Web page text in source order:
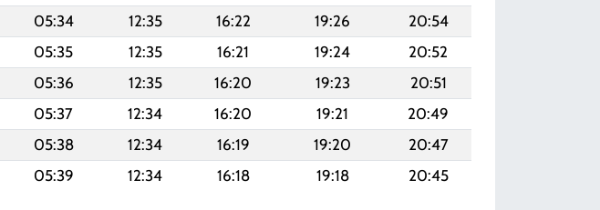
05:34 12:35 16:22 19:26
20:54
05:35 12:35 16:21 19:24
20:52
05:36 12:35 16:20 19:23
20:51
05:37 12:34 16:20 19:21
20:49
05:38 12:34 16:19 19:20
20:47
05:39 12:34 16:18 19:18 20:45